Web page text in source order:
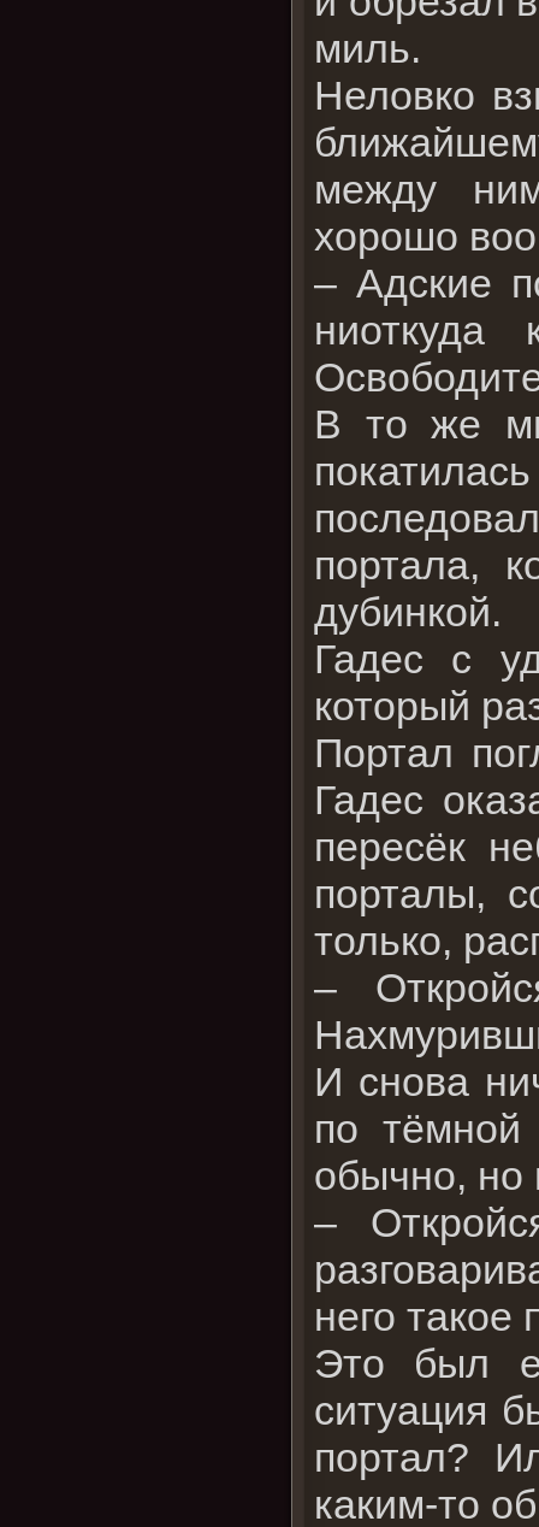
миль.
Неловко
между
хорошо
– Адские
В то же
портала,
дубинкой.
Гадес с
который
Портал
Гадес
пересёк
порталы,
только,
–
И снова
по тёмной
обычно, но
–
него такое
Это был
ситуация
портал?
каким-то